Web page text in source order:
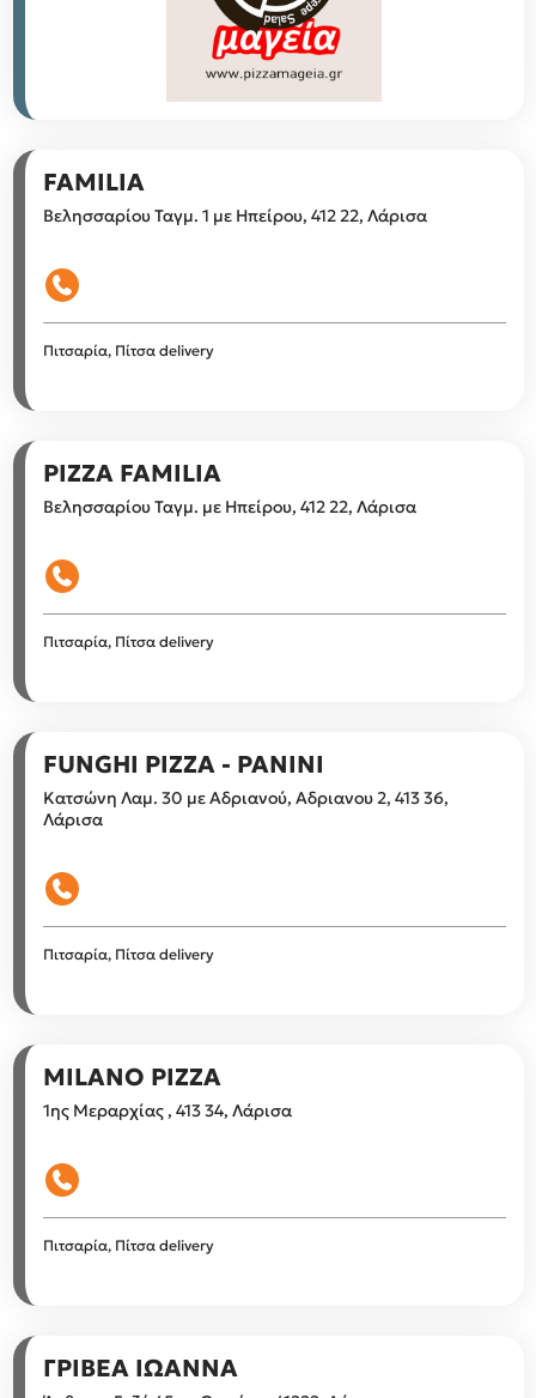
FAMILIA
Βελησσαρίου Ταγμ. 1 με Ηπείρου, 412 22, Λάρισα
Πιτσαρία, Πίτσα delivery
PIZZA FAMILIA
Βελησσαρίου Ταγμ. με Ηπείρου, 412 22, Λάρισα
Πιτσαρία, Πίτσα delivery
FUNGHI PIZZA - PANINI
Κατσώνη Λαμ. 30 με Αδριανού, Αδριανου 2, 413 36,
Λάρισα
Πιτσαρία, Πίτσα delivery
MILANO PIZZA
1ης Μεραρχίας , 413 34, Λάρισα
Πιτσαρία, Πίτσα delivery
ΓΡΙΒΕΑ ΙΩΑΝΝΑ